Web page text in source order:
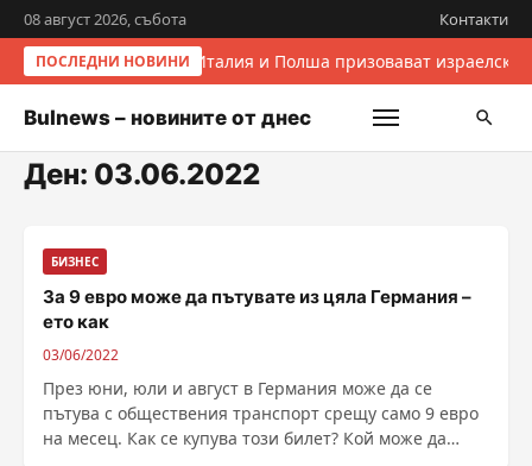
08 август 2026, събота Контакти
ПОСЛЕДНИ НОВИНИ Италия и Полша призовават
Bulnews – новините от днес
Ден: 03.06.2022
БИЗНЕС
За 9 евро може да пътувате из цяла Германия –
ето как
03/06/2022
През юни, юли и август в Германия може да се
пътува с обществения транспорт срещу само 9 евро
на месец. Как се купува този билет? Кой може да